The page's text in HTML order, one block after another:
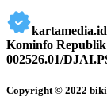
Kominfo
002526.01/
Copyright © 2022